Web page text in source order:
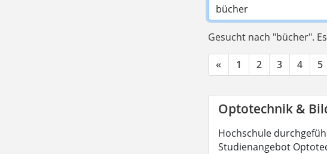
Gesucht nach "bücher".
« 1 2 3 4 5
Optotechnik &
Hochschule
Studienangebot